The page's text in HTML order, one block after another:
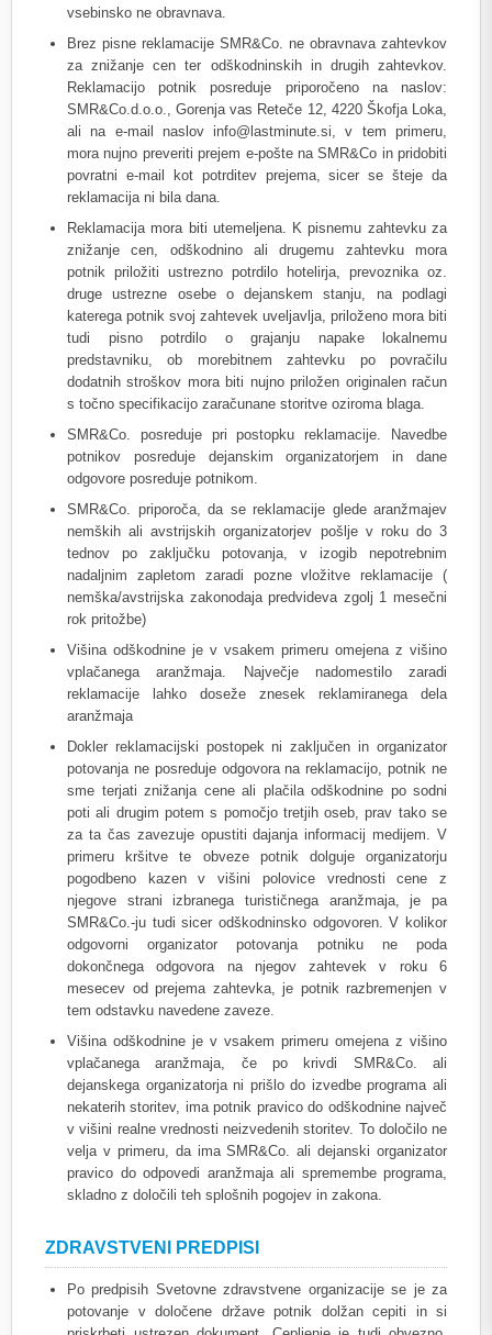
vsebinsko ne obravnava.
Brez pisne reklamacije SMR&Co. ne obravnava zahtevkov
za znižanje cen ter odškodninskih in drugih zahtevkov.
Reklamacijo potnik posreduje priporočeno na naslov:
SMR&Co.d.o.o., Gorenja vas Reteče 12, 4220 Škofja Loka,
ali na e-mail naslov info@lastminute.si, v tem primeru,
mora nujno preveriti prejem e-pošte na SMR&Co in pridobiti
povratni e-mail kot potrditev prejema, sicer se šteje da
reklamacija ni bila dana.
Reklamacija mora biti utemeljena. K pisnemu zahtevku za
znižanje cen, odškodnino ali drugemu zahtevku mora
potnik priložiti ustrezno potrdilo hotelirja, prevoznika oz.
druge ustrezne osebe o dejanskem stanju, na podlagi
katerega potnik svoj zahtevek uveljavlja, priloženo mora biti
tudi pisno potrdilo o grajanju napake lokalnemu
predstavniku, ob morebitnem zahtevku po povračilu
dodatnih stroškov mora biti nujno priložen originalen račun
s točno specifikacijo zaračunane storitve oziroma blaga.
SMR&Co. posreduje pri postopku reklamacije. Navedbe
potnikov posreduje dejanskim organizatorjem in dane
odgovore posreduje potnikom.
SMR&Co. priporoča, da se reklamacije glede aranžmajev
nemških ali avstrijskih organizatorjev pošlje v roku do 3
tednov po zaključku potovanja, v izogib nepotrebnim
nadaljnim zapletom zaradi pozne vložitve reklamacije (
nemška/avstrijska zakonodaja predvideva zgolj 1 mesečni
rok pritožbe)
Višina odškodnine je v vsakem primeru omejena z višino
vplačanega aranžmaja. Največje nadomestilo zaradi
reklamacije lahko doseže znesek reklamiranega dela
aranžmaja
Dokler reklamacijski postopek ni zaključen in organizator
potovanja ne posreduje odgovora na reklamacijo, potnik ne
sme terjati znižanja cene ali plačila odškodnine po sodni
poti ali drugim potem s pomočjo tretjih oseb, prav tako se
za ta čas zavezuje opustiti dajanja informacij medijem. V
primeru kršitve te obveze potnik dolguje organizatorju
pogodbeno kazen v višini polovice vrednosti cene z
njegove strani izbranega turističnega aranžmaja, je pa
SMR&Co.-ju tudi sicer odškodninsko odgovoren. V kolikor
odgovorni organizator potovanja potniku ne poda
dokončnega odgovora na njegov zahtevek v roku 6
mesecev od prejema zahtevka, je potnik razbremenjen v
tem odstavku navedene zaveze.
Višina odškodnine je v vsakem primeru omejena z višino
vplačanega aranžmaja, če po krivdi SMR&Co. ali
dejanskega organizatorja ni prišlo do izvedbe programa ali
nekaterih storitev, ima potnik pravico do odškodnine največ
v višini realne vrednosti neizvedenih storitev. To določilo ne
velja v primeru, da ima SMR&Co. ali dejanski organizator
pravico do odpovedi aranžmaja ali spremembe programa,
skladno z določili teh splošnih pogojev in zakona.
ZDRAVSTVENI PREDPISI
Po predpisih Svetovne zdravstvene organizacije se je za
potovanje v določene države potnik dolžan cepiti in si